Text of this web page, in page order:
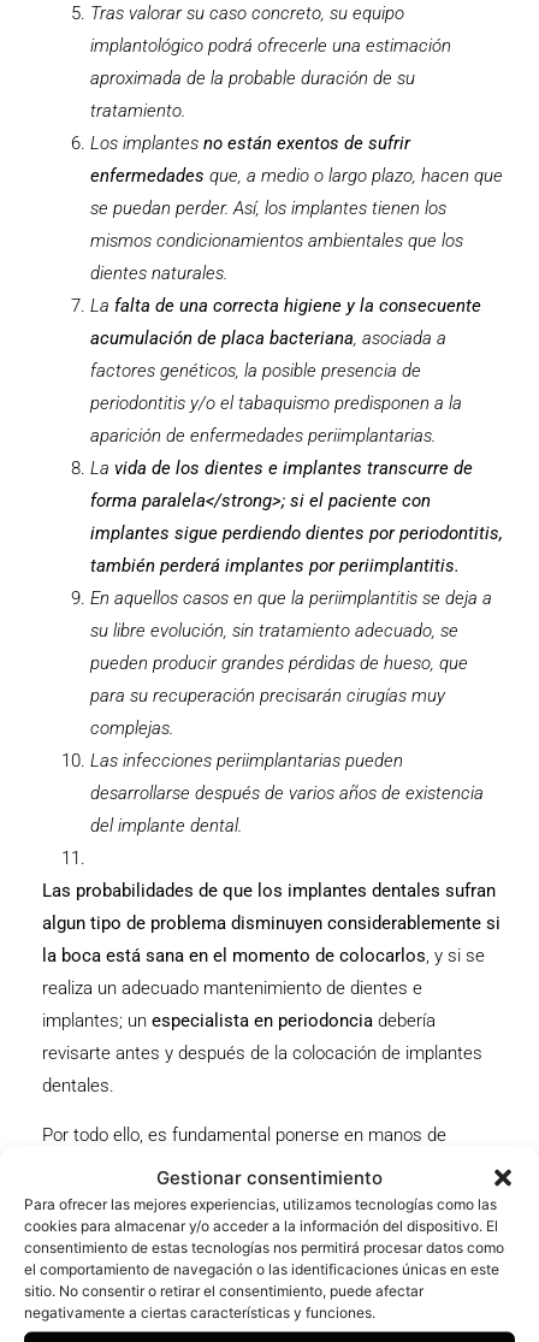
Gestionar consentimiento
Para ofrecer las mejores experiencias, utilizamos tecnologías como las
cookies para almacenar y/o acceder a la información del dispositivo. El
consentimiento de estas tecnologías nos permitirá procesar datos como
el comportamiento de navegación o las identificaciones únicas en este
sitio. No consentir o retirar el consentimiento, puede afectar
negativamente a ciertas características y funciones.
Tras valorar su caso concreto, su equipo
implantológico podrá ofrecerle una estimación
aproximada de la probable duración de su
tratamiento.
Los implantes no están exentos de sufrir
enfermedades que, a medio o largo plazo, hacen que
se puedan perder. Así, los implantes tienen los
mismos condicionamientos ambientales que los
dientes naturales.
La falta de una correcta higiene y la consecuente
acumulación de placa bacteriana , asociada a
factores genéticos, la posible presencia de
periodontitis y/o el tabaquismo predisponen a la
aparición de enfermedades periimplantarias.
La vida de los dientes e implantes transcurre de
forma paralela</strong>; si el paciente con
implantes sigue perdiendo dientes por periodontitis,
también perderá implantes por periimplantitis.
En aquellos casos en que la periimplantitis se deja a
su libre evolución, sin tratamiento adecuado, se
pueden producir grandes pérdidas de hueso, que
para su recuperación precisarán cirugías muy
complejas.
Las infecciones periimplantarias pueden
desarrollarse después de varios años de existencia
del implante dental.
Las probabilidades de que los implantes dentales sufran
algun tipo de problema disminuyen considerablemente si
la boca está sana en el momento de colocarlos , y si se
realiza un adecuado mantenimiento de dientes e
implantes; un especialista en periodoncia debería
revisarte antes y después de la colocación de implantes
dentales.
Por todo ello, es fundamental ponerse en manos de
buenos profesionales que estudien tu caso y te asesoren
sobre la mejor solución para ti. Y no olvides que lo más
importante, tengas implantes o no, es laprevención.